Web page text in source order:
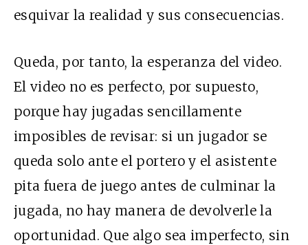
esquivar la realidad y sus consecuencias.
Queda, por tanto, la esperanza del video.
El video no es perfecto, por supuesto,
porque hay jugadas sencillamente
imposibles de revisar: si un jugador se
queda solo ante el portero y el asistente
pita fuera de juego antes de culminar la
jugada, no hay manera de devolverle la
oportunidad. Que algo sea imperfecto, sin